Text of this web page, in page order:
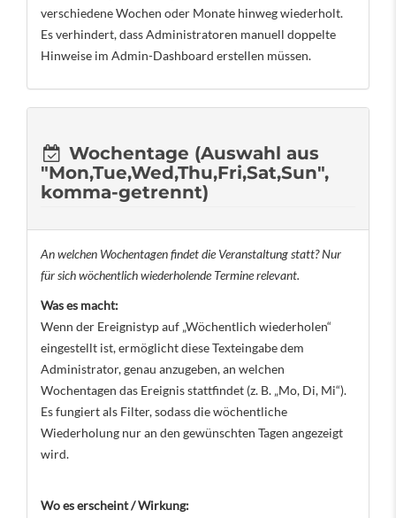
verschiedene Wochen oder Monate hinweg wiederholt.
Es verhindert, dass Administratoren manuell doppelte
Hinweise im Admin-Dashboard erstellen müssen.
Wochentage (Auswahl aus
"Mon,Tue,Wed,Thu,Fri,Sat,Sun",
komma-getrennt)
An welchen Wochentagen findet die Veranstaltung statt? Nur
für sich wöchentlich wiederholende Termine relevant.
Was es macht:
Wenn der Ereignistyp auf „Wöchentlich wiederholen“
eingestellt ist, ermöglicht diese Texteingabe dem
Administrator, genau anzugeben, an welchen
Wochentagen das Ereignis stattfindet (z. B. „Mo, Di, Mi“).
Es fungiert als Filter, sodass die wöchentliche
Wiederholung nur an den gewünschten Tagen angezeigt
wird.
Wo es erscheint / Wirkung: